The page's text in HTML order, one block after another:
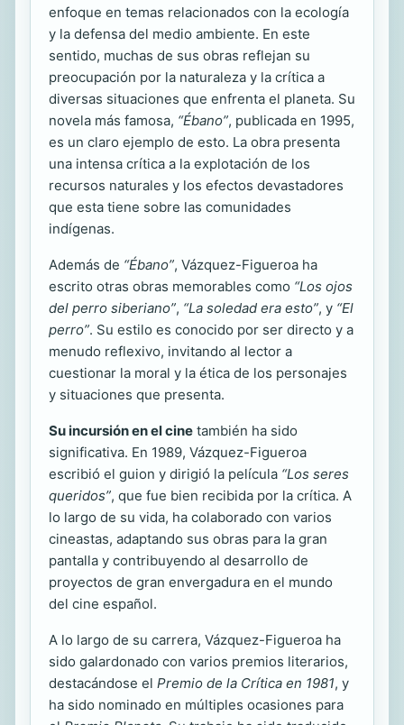
enfoque en temas relacionados con la ecología
y la defensa del medio ambiente. En este
sentido, muchas de sus obras reflejan su
preocupación por la naturaleza y la crítica a
diversas situaciones que enfrenta el planeta. Su
novela más famosa, “Ébano”, publicada en 1995,
es un claro ejemplo de esto. La obra presenta
una intensa crítica a la explotación de los
recursos naturales y los efectos devastadores
que esta tiene sobre las comunidades
indígenas.
Además de “Ébano”, Vázquez-Figueroa ha
escrito otras obras memorables como “Los ojos
del perro siberiano”, “La soledad era esto”, y “El
perro”. Su estilo es conocido por ser directo y a
menudo reflexivo, invitando al lector a
cuestionar la moral y la ética de los personajes
y situaciones que presenta.
Su incursión en el cine también ha sido
significativa. En 1989, Vázquez-Figueroa
escribió el guion y dirigió la película “Los seres
queridos”, que fue bien recibida por la crítica. A
lo largo de su vida, ha colaborado con varios
cineastas, adaptando sus obras para la gran
pantalla y contribuyendo al desarrollo de
proyectos de gran envergadura en el mundo
del cine español.
A lo largo de su carrera, Vázquez-Figueroa ha
sido galardonado con varios premios literarios,
destacándose el Premio de la Crítica en 1981, y
ha sido nominado en múltiples ocasiones para